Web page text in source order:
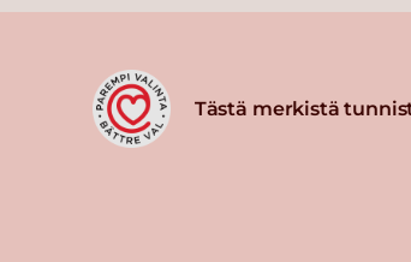
Tästä merkistä